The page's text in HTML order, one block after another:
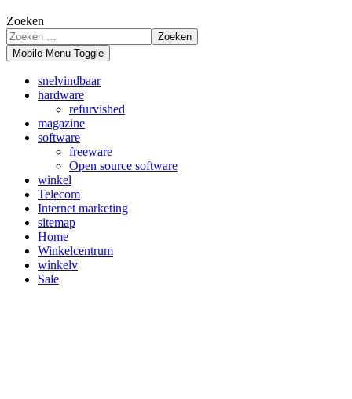
Zoeken
Zoeken
Mobile Menu Toggle
snelvindbaar
hardware
refurvished
magazine
software
freeware
Open source software
winkel
Telecom
Internet marketing
sitemap
Home
Winkelcentrum
winkelv
Sale